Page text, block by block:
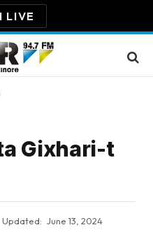
LIVE
Gixhari-t
Updated: June 13, 2024